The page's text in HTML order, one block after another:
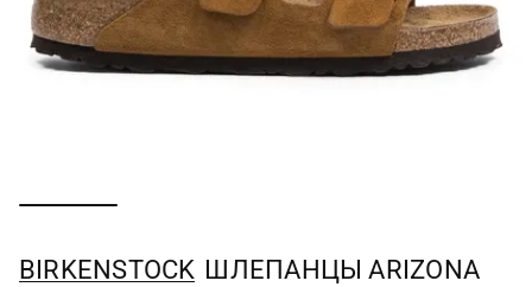
BIRKENSTOCK ШЛЕПАНЦЫ ARIZONA